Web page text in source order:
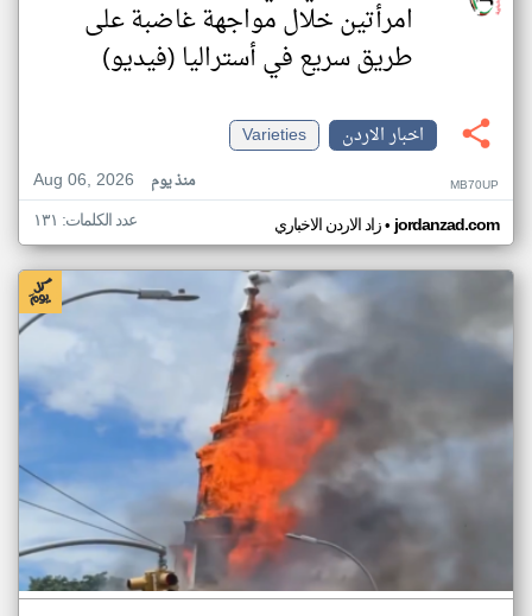
امرأتين خلال مواجهة غاضبة على
طريق سريع في أستراليا (فيديو)
اخبار الاردن
Varieties
Aug 06, 2026
منذ يوم MB70UP
زاد الاردن الاخباري•jordanzad.com عدد الكلمات: ١٣١